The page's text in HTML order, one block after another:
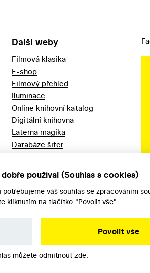
Další weby
Filmová klasika
E-shop
Filmový přehled
Iluminace
Online knihovní katalog
Digitální knihovna
Laterna magika
Databáze šifer
používal (Souhlas s cookies)
potřebujeme váš souhlas se zpracováním
kliknutím na tlačítko "Povolit vše".
Povolit vše
můžete odmítnout zde.